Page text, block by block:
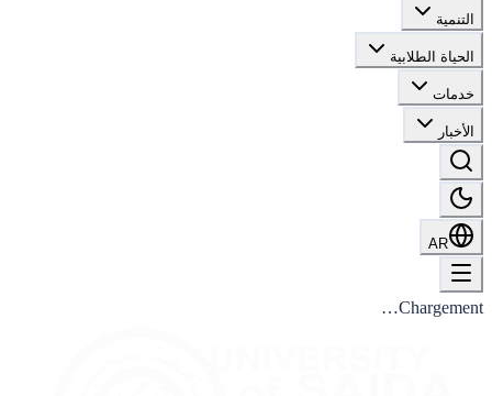
التنمية
الحياة الطلابية
خدمات
الأخبار
AR
Chargement…